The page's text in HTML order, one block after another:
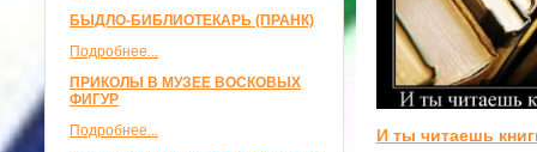
БЫДЛО-БИБЛИОТЕКАРЬ (ПРАНК)
Подробнее...
ПРИКОЛЫ В МУЗЕЕ ВОСКОВЫХ
ФИГУР
Подробнее...
И ты читаешь